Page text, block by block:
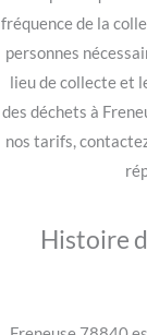
fréquence de la
personnes
lieu de collecte et
des déchets à
nos tarifs,
Histoire